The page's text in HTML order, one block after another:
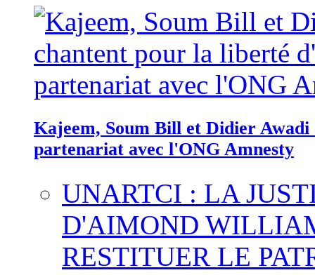
Kajeem, Soum Bill et Didier
partenariat avec l'ONG Amnesty
UNARTCI : LA
D'AIMOND
RESTITUER LE